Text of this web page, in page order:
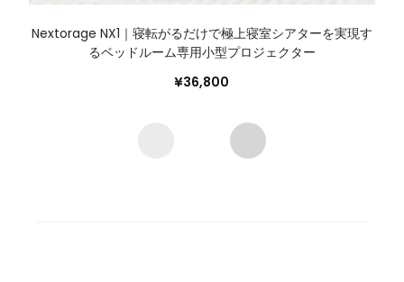
Nextorage NX1｜寝転がるだけで極上寝室シアターを実現す
るベッドルーム専用小型プロジェクター
¥36,800